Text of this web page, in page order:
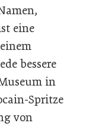
eine
bessere
in
Spritze
von